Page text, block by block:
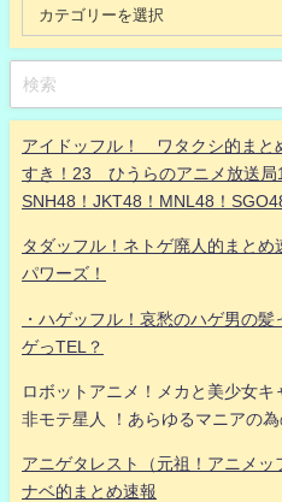
アイドッフル！ ワタクシ的ま
すき！23 ひうらのアニメ放送局
SNH48！JKT48！MNL48！
タダッフル！ネトゲ廃人的まと
パワーズ！
・ハゲッフル！哀愁のハゲ男の
ゲっTEL？
ロボットアニメ！メカと美少女キ
非モテ星人 ！あらゆるマニアの
アニゲタレスト（元祖！アニメ
ナベ的まとめ速報